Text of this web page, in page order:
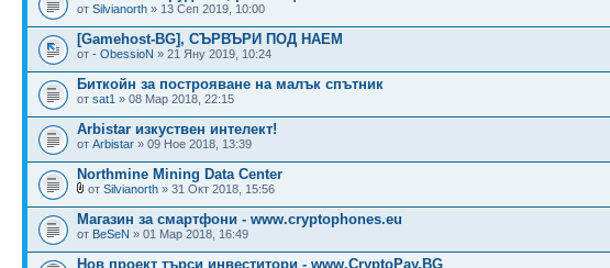
от Silvianorth » 13 Сеп 2019, 10:00
[Gamehost-BG], СЪРВЪРИ ПОД НАЕМ
от - ObessioN » 21 Яну 2019, 10:24
Биткойн за построяване на малък спътник
от sat1 » 08 Мар 2018, 22:15
Arbistar изкуствен интелект!
от Arbistar » 09 Ное 2018, 13:39
Northmine Mining Data Center
от Silvianorth » 31 Окт 2018, 15:56
Магазин за смартфони - www.cryptophones.eu
от BeSeN » 01 Мар 2018, 16:49
Нов проект търси инвеститори - www.CryptoPay.BG